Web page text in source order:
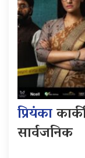
प्रियंका
सार्वजनिक